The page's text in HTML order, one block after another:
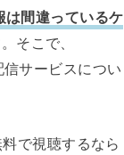
は間違っているケ
そこで、
サービスについ
で視聴するなら